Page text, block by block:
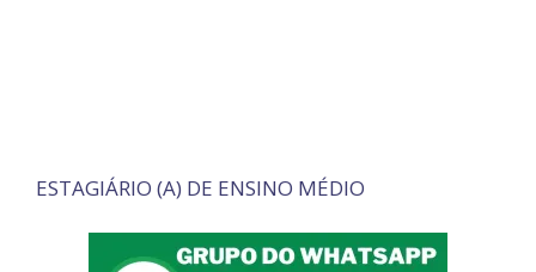
ESTAGIÁRIO (A) DE ENSINO MÉDIO